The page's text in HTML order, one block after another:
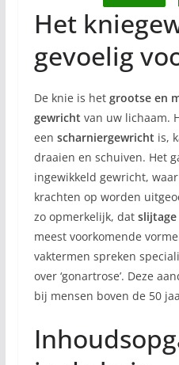
Het
gevoelig
De knie is het grootse en
gewricht van uw lichaam.
een scharniergewricht is,
draaien en schuiven. Het
ingewikkeld gewricht,
krachten op worden
zo opmerkelijk, dat slijtage
meest voorkomende
vaktermen spreken
over ‘gonartrose’. Deze
bij mensen boven de 50